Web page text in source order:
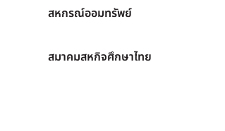
สหกรณ์ออมทรัพย์
สมาคมสหกิจศึกษาไทย